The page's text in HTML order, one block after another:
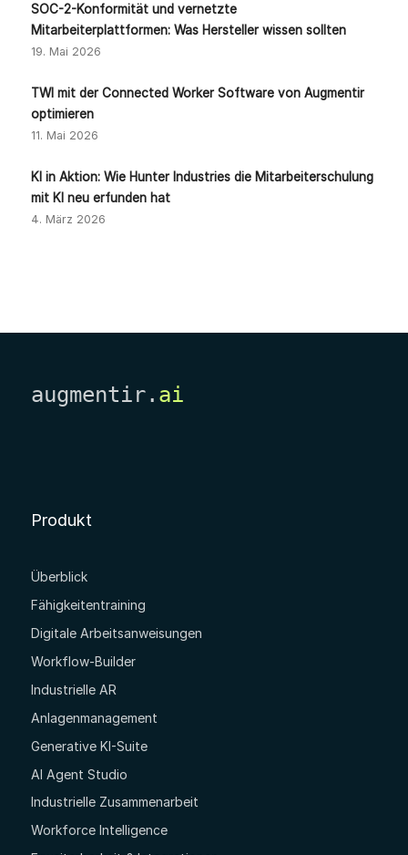
SOC-2-Konformität und vernetzte
Mitarbeiterplattformen: Was Hersteller wissen sollten
19. Mai 2026
TWI mit der Connected Worker Software von Augmentir
optimieren
11. Mai 2026
KI in Aktion: Wie Hunter Industries die Mitarbeiterschulung
mit KI neu erfunden hat
4. März 2026
augmentir. ai
Produkt
Überblick
Fähigkeitentraining
Digitale Arbeitsanweisungen
Workflow-Builder
Industrielle AR
Anlagenmanagement
Generative KI-Suite
AI Agent Studio
Industrielle Zusammenarbeit
Workforce Intelligence